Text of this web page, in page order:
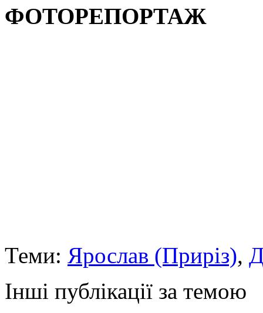
ФОТОРЕПОРТАЖ
Теми: Ярослав (Приріз),
Інші публікації за темою